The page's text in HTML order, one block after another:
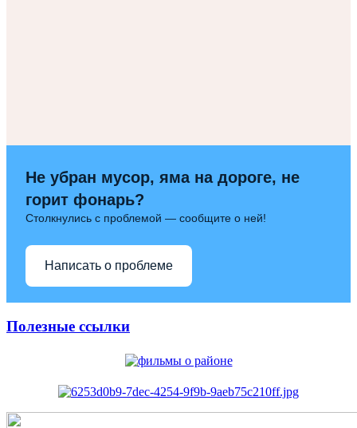
Не убран мусор, яма на дороге, не
горит фонарь?
Столкнулись с проблемой — сообщите о ней!
Написать о проблеме
Полезные ссылки